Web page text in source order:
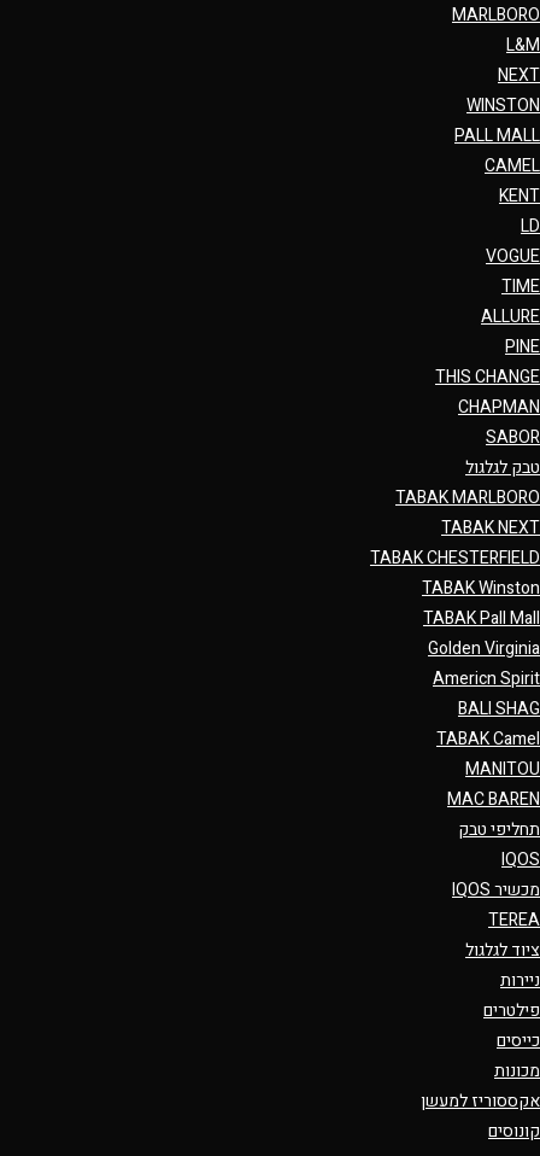
MARLBORO
L&M
NEXT
WINSTON
PALL MALL
CAMEL
KENT
LD
VOGUE
TIME
ALLURE
PINE
THIS CHANGE
CHAPMAN
SABOR
טבק לגלגול
TABAK MARLBORO
TABAK NEXT
TABAK CHESTERFIELD
TABAK Winston
TABAK Pall Mall
Golden Virginia
Americn Spirit
BALI SHAG
TABAK Camel
MANITOU
MAC BAREN
תחליפי טבק
IQOS
מכשיר IQOS
TEREA
ציוד לגלגול
ניירות
פילטרים
כייסים
מכונות
אקססוריז למעשן
קונוסים